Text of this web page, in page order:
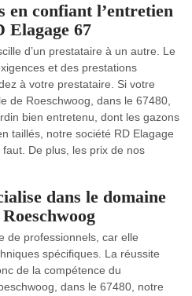
en confiant l’entretien
Elagage 67
d’un prestataire à un autre. Le
et des prestations
à votre prestataire. Si votre
de Roeschwoog, dans le 67480,
bien entretenu, dont les gazons
taillés, notre société RD Elagage
De plus, les prix de nos
dans le domaine
de professionnels, car elle
spécifiques. La réussite
de la compétence du
dans le 67480, notre